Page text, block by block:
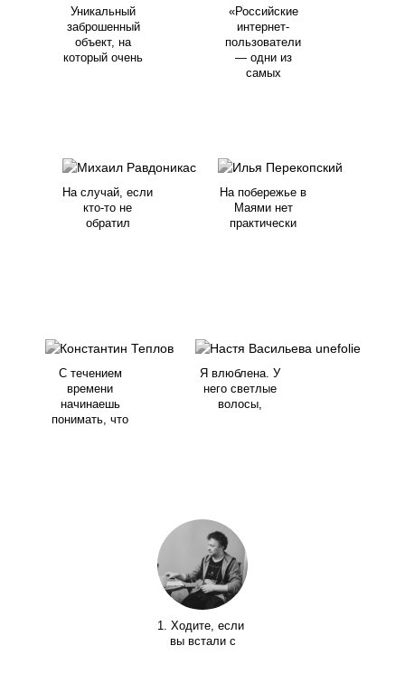
Уникальный
заброшенный
объект, на
который очень
«Российские
интернет-
пользователи
— одни из
самых
На случай, если
кто-то не
обратил
На побережье в
Маями нет
практически
С течением
времени
начинаешь
понимать, что
Я влюблена. У
него светлые
волосы,
1. Ходите, если
вы встали с